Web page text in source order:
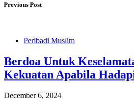
Previous Post
Peribadi Muslim
Berdoa Untuk
Kekuatan Apabila
December 6, 2024